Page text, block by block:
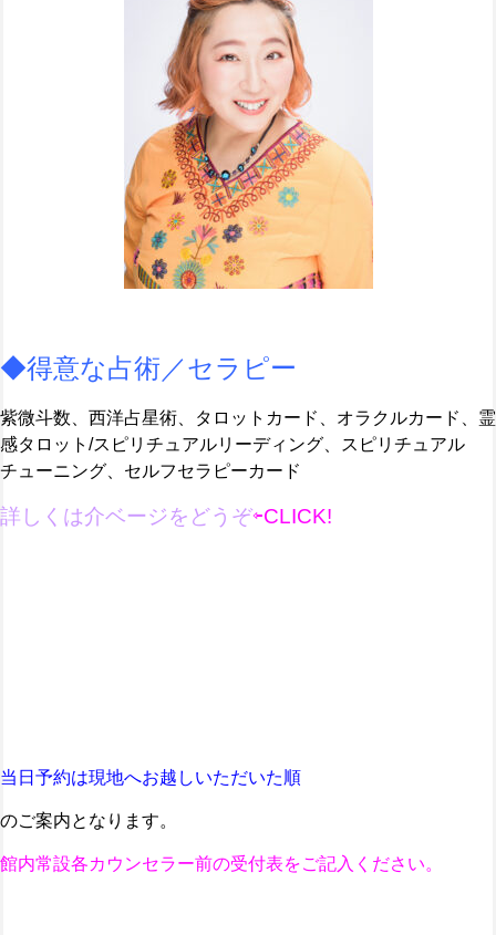
◆得意な占術／セラピー
紫微斗数、西洋占星術、タロットカード、オラクルカード、霊
感タロット/スピリチュアルリーディング、スピリチュアル
チューニング、セルフセラピーカード
詳しくは介ベージを どうぞ⇦CLICK!
当日予約は現地へお越しいただいた順
のご案内となります。
館内常設各カウンセラー前の受付表をご記入ください。